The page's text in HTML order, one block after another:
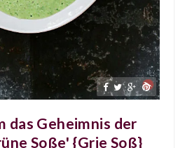
das Geheimnis der
Soße' {Grie Soß}